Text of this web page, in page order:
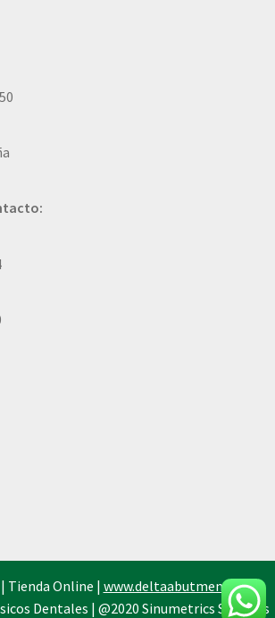
Tienda Online | www.deltaabutments.es|
Dentales | @2020 Sinumetrics Systems